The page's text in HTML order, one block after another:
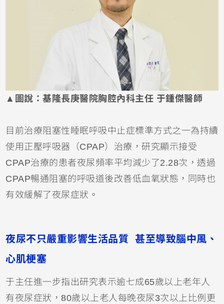
▲圖說：基隆長庚醫院胸腔內科主任 于鍾傑醫師
目前治療阻塞性睡眠呼吸中止症標準方式之一為持續
使用正壓呼吸器（CPAP）治療，研究顯示接受
CPAP治療的患者夜尿頻率平均減少了2.28次，透過
CPAP暢通阻塞的呼吸道後改善低血氧狀態，同時也
有效緩解了夜尿症狀。
夜尿不只嚴重影響生活品質 甚至導致腦中風、
心肌梗塞
于主任進一步指出研究表示逾七成65歲以上老年人
有夜尿症狀，80歲以上老人每晚夜尿3次以上比例更